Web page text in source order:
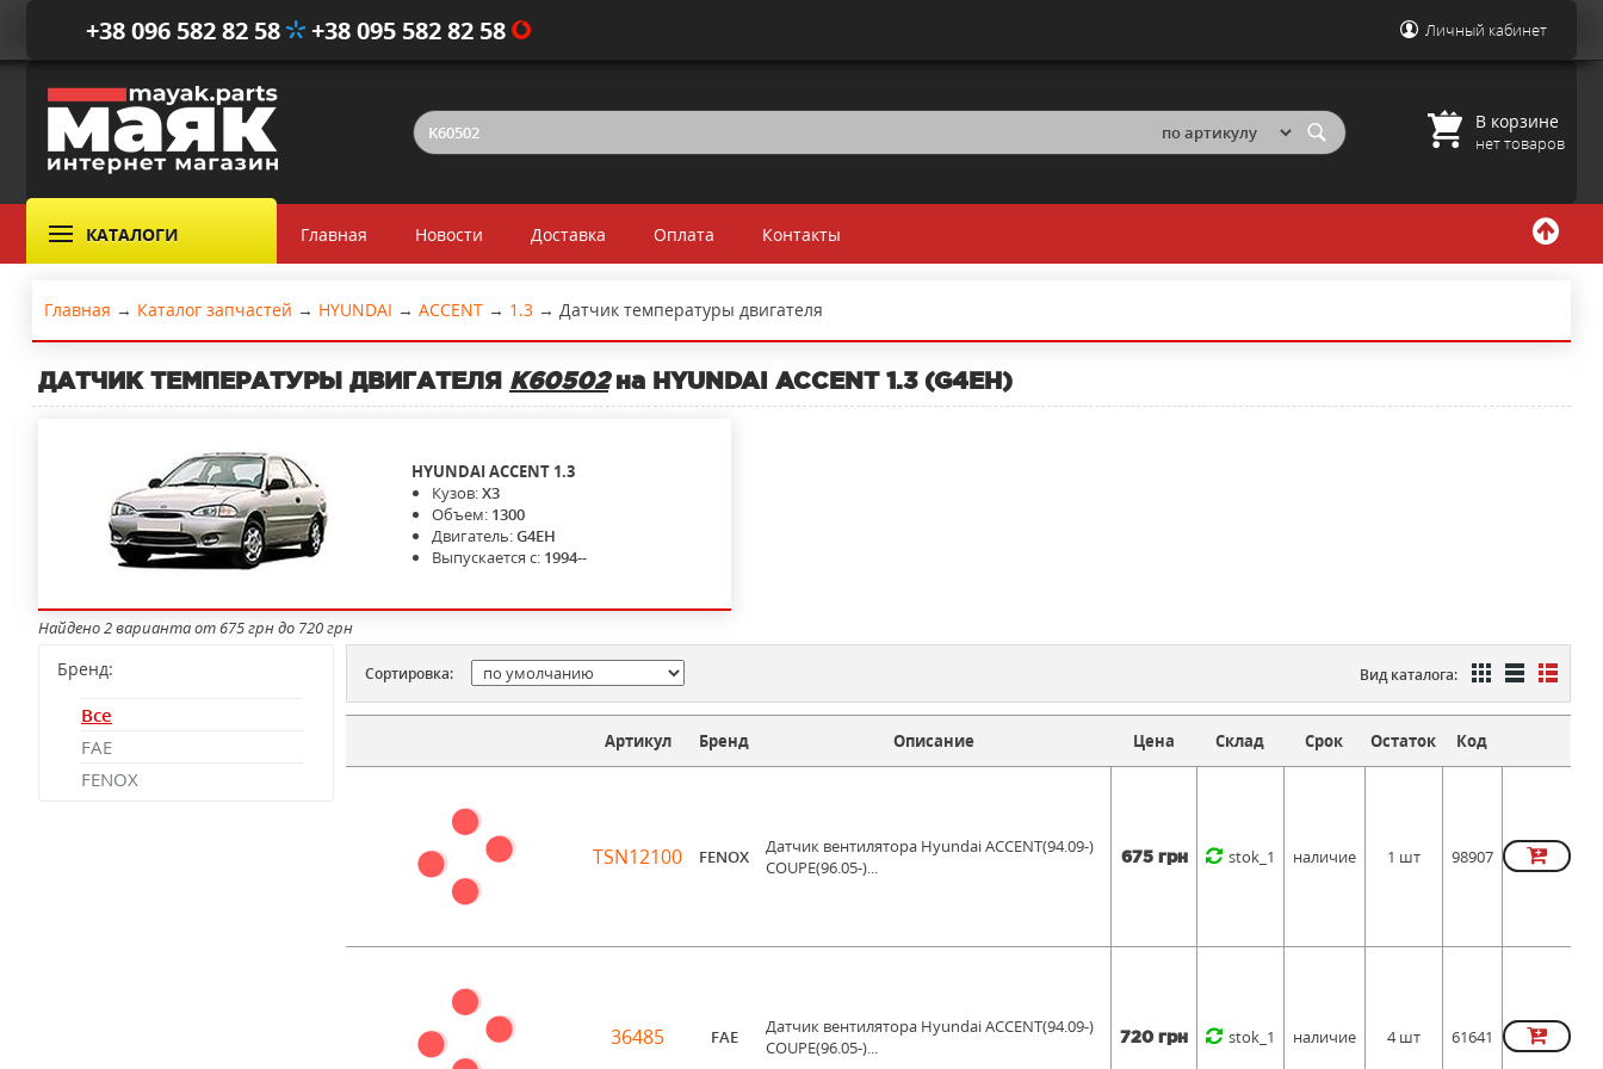
+38 096 582 82 58 +38 095 582 82 58 Личный кабинет
В корзине
нет товаров
КАТАЛОГИ Главная Новости Доставка Оплата Контакты
Главная → Каталог запчастей → HYUNDAI → ACCENT → 1.3 → Датчик температуры двигателя
ДАТЧИК ТЕМПЕРАТУРЫ ДВИГАТЕЛЯ K60502на HYUNDAI ACCENT 1.3 (G4EH)
HYUNDAIACCENT 1.3
Кузов:X3
Объем: 1300
Двигатель:G4EH
Выпускается с: 1994--
Найдено 2 варианта от 675 грн до 720 грн
Бренд:
Все
FAE
FENOX
Сортировка: Вид каталога:
Артикул Бренд Описание Цена Склад Срок Остаток Код
TSN12100 FENOX
Датчик вентилятора Hyundai ACCENT(94.09-)
COUPE(96.05-)...
675 грн stok_1 наличие 1 шт 98907
36485 FAE
Датчик вентилятора Hyundai ACCENT(94.09-)
COUPE(96.05-)...
720 грн stok_1 наличие 4 шт 61641